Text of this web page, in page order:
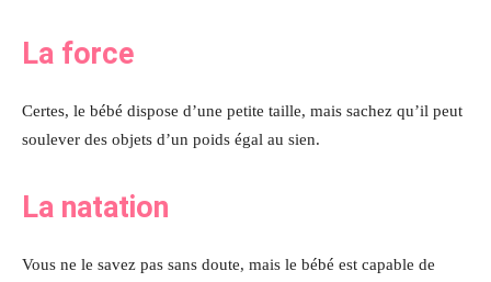
La force
Certes, le bébé dispose d’une petite taille, mais sachez qu’il peut
soulever des objets d’un poids égal au sien.
La natation
Vous ne le savez pas sans doute, mais le bébé est capable de